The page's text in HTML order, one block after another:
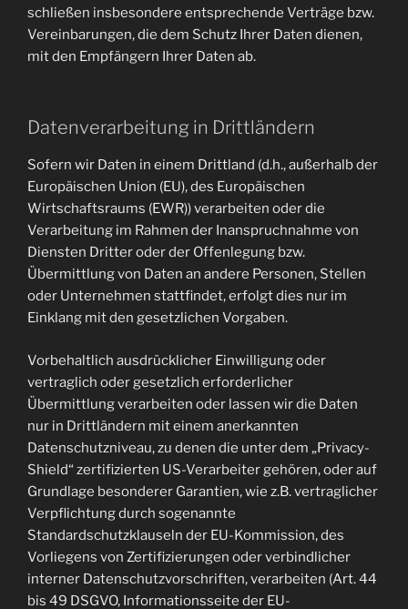
schließen insbesondere entsprechende Verträge bzw.
Vereinbarungen, die dem Schutz Ihrer Daten dienen,
mit den Empfängern Ihrer Daten ab.
Datenverarbeitung in Drittländern
Sofern wir Daten in einem Drittland (d.h., außerhalb der
Europäischen Union (EU), des Europäischen
Wirtschaftsraums (EWR)) verarbeiten oder die
Verarbeitung im Rahmen der Inanspruchnahme von
Diensten Dritter oder der Offenlegung bzw.
Übermittlung von Daten an andere Personen, Stellen
oder Unternehmen stattfindet, erfolgt dies nur im
Einklang mit den gesetzlichen Vorgaben.
Vorbehaltlich ausdrücklicher Einwilligung oder
vertraglich oder gesetzlich erforderlicher
Übermittlung verarbeiten oder lassen wir die Daten
nur in Drittländern mit einem anerkannten
Datenschutzniveau, zu denen die unter dem „Privacy-
Shield“ zertifizierten US-Verarbeiter gehören, oder auf
Grundlage besonderer Garantien, wie z.B. vertraglicher
Verpflichtung durch sogenannte
Standardschutzklauseln der EU-Kommission, des
Vorliegens von Zertifizierungen oder verbindlicher
interner Datenschutzvorschriften, verarbeiten (Art. 44
bis 49 DSGVO, Informationsseite der EU-